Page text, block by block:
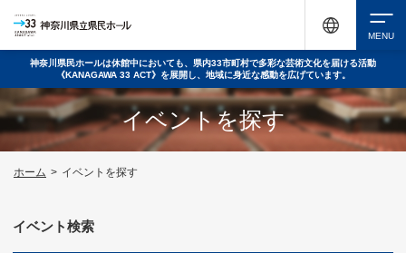
神奈川県民ホールは休館中においても、県内33市町村で多彩な芸術文化を届ける活動
《KANAGAWA 33 ACT》を展開し、地域に身近な感動を広げています。
イベントを探す
イベントを探す
ホーム > イベントを探す
イベント検索